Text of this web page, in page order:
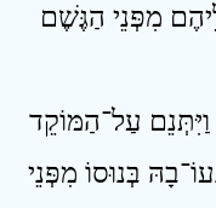
מִפְּנֵי הַגֶּשֶׁם
וַיִּתְּנֵם עַל־הַמּוֹקֵד
בְּנוּסוֹ מִפְּנֵי